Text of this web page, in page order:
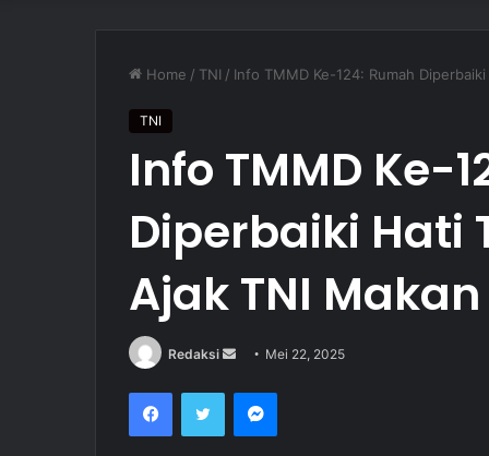
Home / TNI / Info TMMD Ke-124: Rumah
TNI
Info TMMD Ke-
Diperbaiki Hati
Ajak TNI
Redaksi Mei 22, 2025